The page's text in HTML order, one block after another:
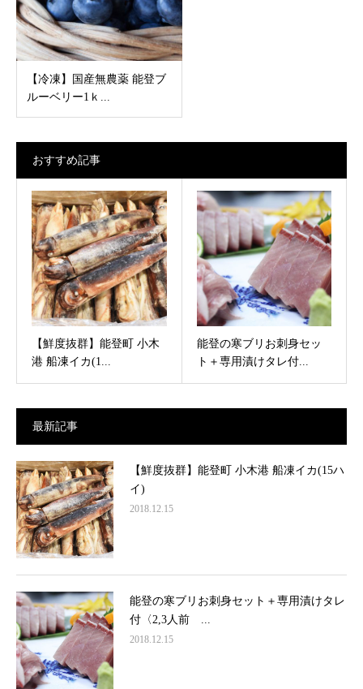
【冷凍】国産無農薬 能登ブ
ルーベリー1ｋ...
おすすめ記事
【鮮度抜群】能登町 小木
港 船凍イカ(1...
能登の寒ブリお刺身セッ
ト＋専用漬けタレ付...
最新記事
【鮮度抜群】能登町 小木港 船凍イカ(15ハ
イ)
2018.12.15
能登の寒ブリお刺身セット＋専用漬けタレ
付〈2,3人前 ...
2018.12.15